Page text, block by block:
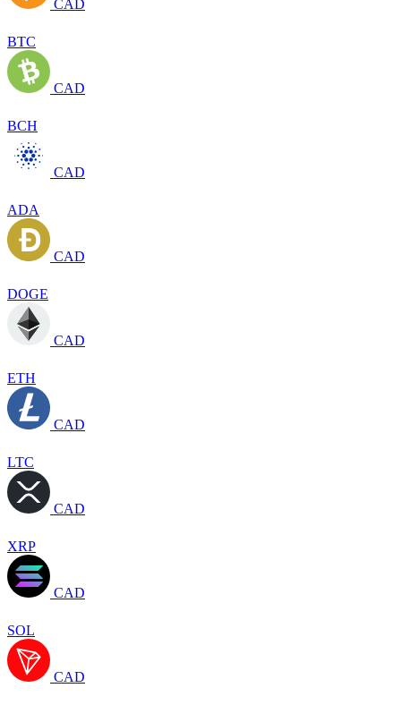
CAD
BTC
CAD
BCH
CAD
ADA
CAD
DOGE
CAD
ETH
CAD
LTC
CAD
XRP
CAD
SOL
CAD